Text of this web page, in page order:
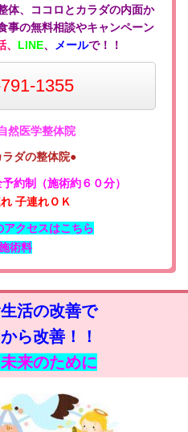
体、ココロとカラダの内面か
事の無料相談やキャンペーン
LINE、 メールで！！
1355
然医学整体院
ダの整体院●
約制（施術約６０分）
子連れＯＫ
アクセスはこちら
術料
活の改善で
ら改善！！
来のために